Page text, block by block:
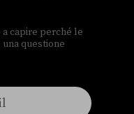
capire perché le
questione